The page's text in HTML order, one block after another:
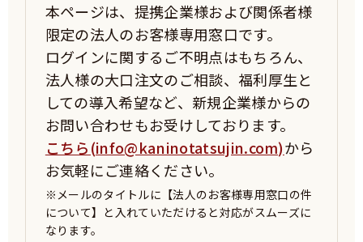
本ページは、提携企業様および関係者様
限定の法人のお客様専用窓口です。
ログインに関するご不明点はもちろん、
法人様の大口注文のご相談、福利厚生と
しての導入希望など、新規企業様からの
お問い合わせもお受けしております。
こちら(info@kaninotatsujin.com)から
お気軽にご連絡ください。
※メールのタイトルに【法人のお客様専用窓口の件
について】と入れていただけると対応がスムーズに
なります。